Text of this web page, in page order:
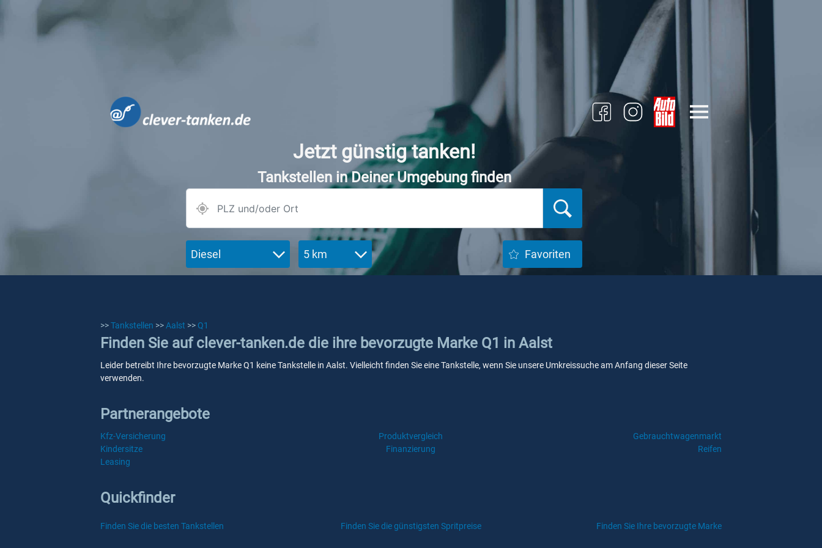
Jetzt günstig tanken!
Tankstellen in Deiner Umgebung finden
Diesel 5 km Favoriten
>>Tankstellen >>Aalst >> Q1
Finden Sie auf clever-tanken.de die ihre bevorzugte Marke Q1 in Aalst
Leider betreibt Ihre bevorzugte Marke Q1 keine Tankstelle in Aalst. Vielleicht finden Sie eine Tankstelle, wenn Sie unsere Umkreissuche am Anfang dieser Seite
verwenden.
Partnerangebote
Kfz-Versicherung Produktvergleich
Gebrauchtwagenmarkt
Kindersitze
Finanzierung
Reifen
Leasing
Quickfinder
Finden Sie die besten Tankstellen Finden Sie die günstigsten Spritpreise Finden Sie Ihre bevorzugte Marke